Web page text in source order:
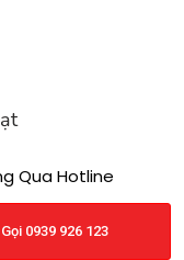
Qua Hotline
Gọi 0939 926 123